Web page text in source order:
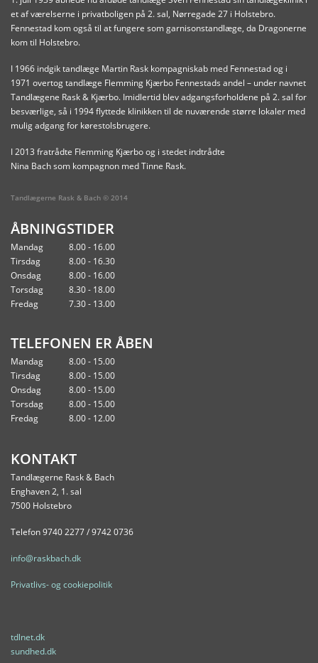
et af værelserne i privatboligen på 2. sal, Nørregade 27 i Holstebro.
Fennestad kom også til at fungere som garnisonstandlæge, da Dragonerne
kom til Holstebro.
I 1966 indgik tandlæge Martin Rask kompagniskab med Fennestad og i
1971 overtog tandlæge Flemming Kjærbo Fennestads andel – under navnet
Tandlægene Rask & Kjærbo. Imidlertid blev adgangsforholdene på 2. sal for
besværlige, så i 1994 flyttede klinikken til de nuværende større lokaler med
mulig adgang for kørestolsbrugere.
I 2013 fratrådte Flemming Kjærbo og i stedet indtrådte
Nina Bach som kompagnon med Tinne Rask.
Tandlægerne Rask & Bach © 2014
ÅBNINGSTIDER
Mandag
Tirsdag
Onsdag
Torsdag
Fredag
8.00 - 16.00
8.00 - 16.30
8.00 - 16.00
8.30 - 18.00
7.30 - 13.00
TELEFONEN ER ÅBEN
Mandag
Tirsdag
Onsdag
Torsdag
Fredag
8.00 - 15.00
8.00 - 15.00
8.00 - 15.00
8.00 - 15.00
8.00 - 12.00
KONTAKT
Tandlægerne Rask & Bach
Enghaven 2, 1. sal
7500 Holstebro
Telefon 9740 2277 / 9742 0736
info@raskbach.dk
Privatlivs- og cookiepolitik
tdlnet.dk
sundhed.dk